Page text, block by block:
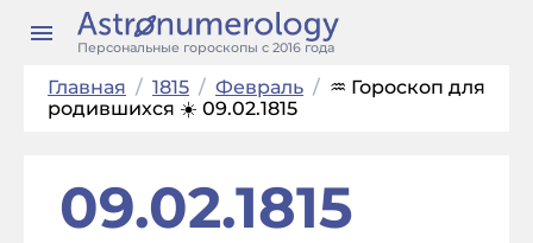
Персональные гороскопы с 2016 года
Главная / 1815 / Февраль / ♒ Гороскоп для
родившихся ☀️ 09.02.1815
09.02.1815